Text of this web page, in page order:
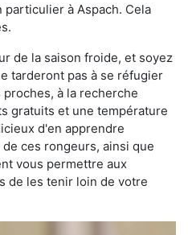
à Aspach. Cela
de la saison froide, et soyez
tarderont pas à se réfugier
à la recherche
gratuits et une température
d'en apprendre
ces rongeurs, ainsi que
vous permettre aux
de les tenir loin de votre